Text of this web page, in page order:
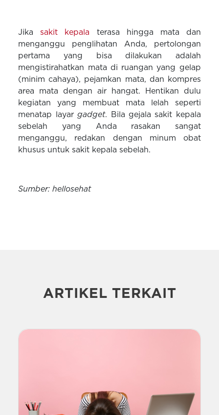
Jikasakit kepala terasa hingga mata dan
menganggu penglihatan Anda, pertolongan
pertama yang bisa dilakukan adalah
mengistirahatkan mata di ruangan yang gelap
(minim cahaya), pejamkan mata, dan kompres
area mata dengan air hangat. Hentikan dulu
kegiatan yang membuat mata lelah seperti
menatap layar gadget. Bila gejala sakit kepala
sebelah yang Anda rasakan sangat
menganggu, redakan dengan minum obat
khusus untuk sakit kepala sebelah.
Sumber: hellosehat
ARTIKEL TERKAIT